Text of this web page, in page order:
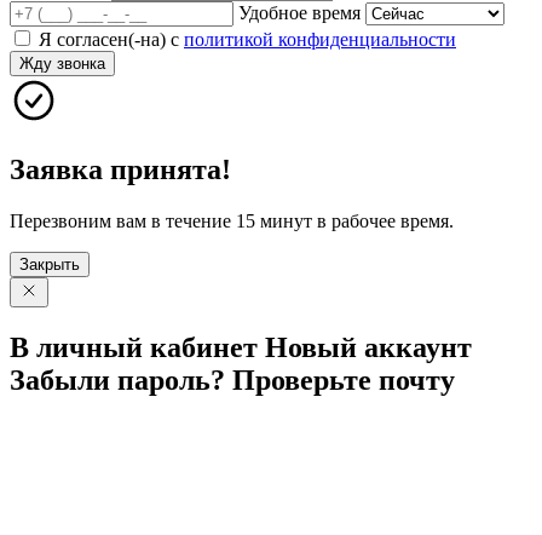
Удобное время
Я согласен(-на) с политикой конфиденциальности
Жду звонка
Заявка принята!
Перезвоним вам в течение 15 минут в рабочее время.
Закрыть
В личный кабинет Новый аккаунт
Забыли пароль? Проверьте почту